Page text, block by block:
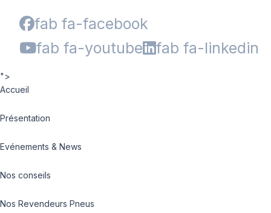
fab fa-facebook
fab fa-youtube
fab fa-linkedin
">
Accueil
Présentation
Evénements & News
Nos conseils
Nos Revendeurs Pneus